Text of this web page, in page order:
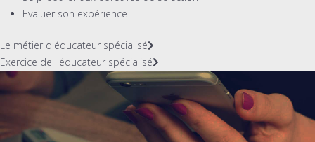
Evaluer son expérience
Le métier d'éducateur spécialisé
Exercice de l'éducateur spécialisé